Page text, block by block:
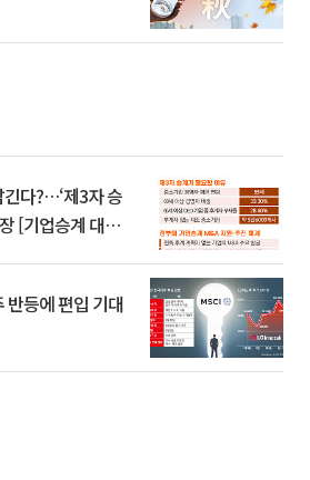
다?…‘제3자 승
[기업승계 대전
등에 편입 기대